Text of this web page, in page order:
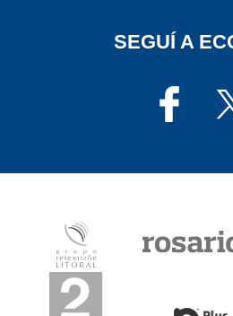
SEGUÍ A